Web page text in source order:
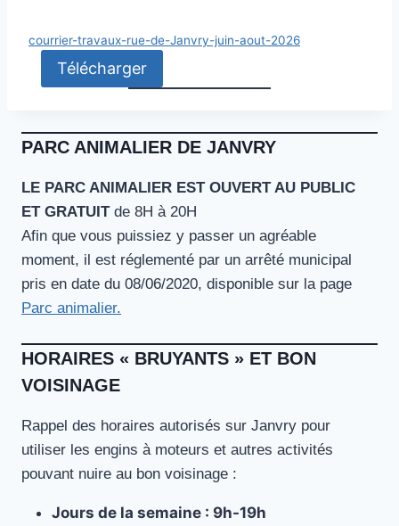
courrier-travaux-rue-de-Janvry-juin-aout-2026
Télécharger
PARC ANIMALIER DE JANVRY
LE PARC ANIMALIER EST OUVERT AU PUBLIC
ET GRATUITde 8H à 20H
Afin que vous puissiez y passer un agréable
moment, il est réglementé par un arrêté municipal
pris en date du 08/06/2020, disponible sur la page
Parc animalier.
HORAIRES « BRUYANTS » ET BON
VOISINAGE
Rappel des horaires autorisés sur Janvry pour
utiliser les engins à moteurs et autres activités
pouvant nuire au bon voisinage :
Jours de la semaine : 9h-19h